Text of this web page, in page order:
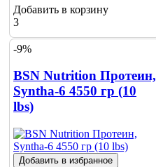
Добавить в корзину
3
-9%
BSN Nutrition Протеин,
Syntha-6 4550 гр (10
lbs)
Добавить в избранное